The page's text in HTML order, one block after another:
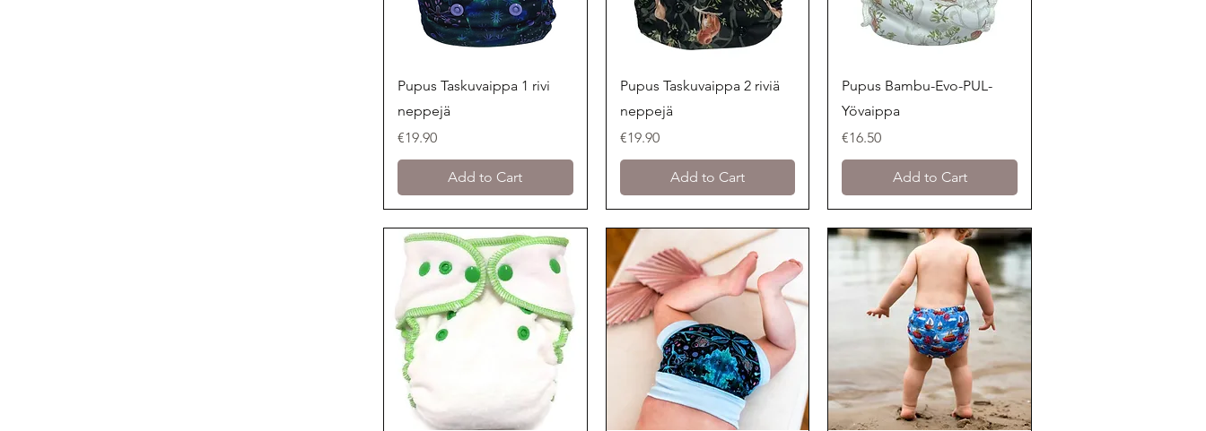
Quick View
Pupus Taskuvaippa 1 rivi
neppejä
Price
€19.90
Add to Cart
Quick View
Pupus Taskuvaippa 2 riviä
neppejä
Price
€19.90
Add to Cart
Quick View
Pupus Bambu-Evo-PUL-
Yövaippa
Price
€16.50
Add to Cart